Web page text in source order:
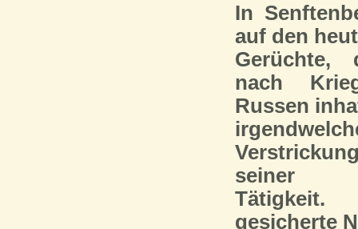
In
auf den
Gerüchte,
nach
Russen
seiner
gesicherte